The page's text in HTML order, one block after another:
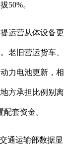
50%。
运营从体设备更
老旧营运货车、
力电池更新，相
方承担比例别离
套资金。
通运输部数据显